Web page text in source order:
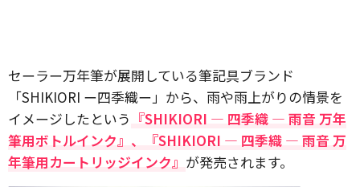
セーラー万年筆が展開している筆記具ブランド
「SHIKIORI ー四季織ー」から、雨や雨上がりの情景を
イメージしたという 『SHIKIORI ― 四季織 ― 雨音 万年
筆用ボトルインク』、『SHIKIORI ― 四季織 ― 雨音 万
年筆用カートリッジインク』 が発売されます。